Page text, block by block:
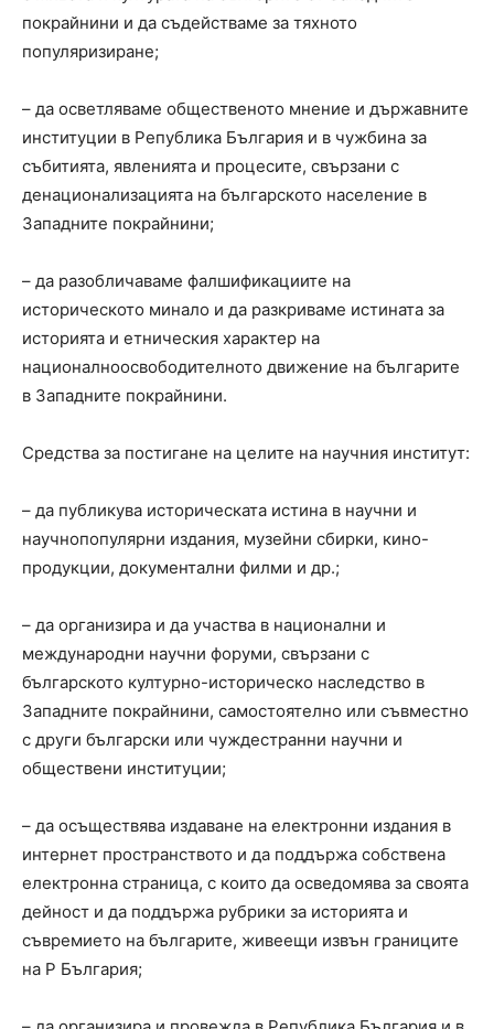
покрайнини и да съдействаме за тяхното
популяризиране;
– да осветляваме общественото мнение и държавните
институции в Република България и в чужбина за
събитията, явленията и процесите, свързани с
денационализацията на българското население в
Западните покрайнини;
– да разобличаваме фалшификациите на
историческото минало и да разкриваме истината за
историята и етническия характер на
националноосвободителното движение на българите
в Западните покрайнини.
Средства за постигане на целите на научния институт:
– да публикува историческата истина в научни и
научнопопулярни издания, музейни сбирки, кино-
продукции, документални филми и др.;
– да организира и да участва в национални и
международни научни форуми, свързани с
българското културно-историческо наследство в
Западните покрайнини, самостоятелно или съвместно
с други български или чуждестранни научни и
обществени институции;
– да осъществява издаване на електронни издания в
интернет пространството и да поддържа собствена
електронна страница, с които да осведомява за своята
дейност и да поддържа рубрики за историята и
съвремието на българите, живеещи извън границите
на Р България;